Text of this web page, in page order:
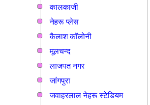
कालकाजी
नेहरू प्लेस
कैलाश कॉलोनी
मूलचन्द
लाजपत नगर
जांगपुरा
जवाहरलाल नेहरू स्टेडियम